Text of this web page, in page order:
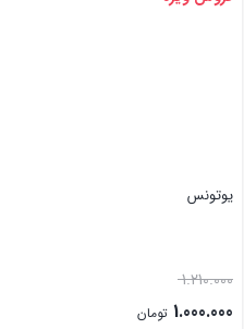
یوتونس
1.210.000
1.000.000 تومان